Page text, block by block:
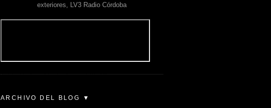
exteriores, LV3 Radio Córdoba
ARCHIVO DEL BLOG ▼